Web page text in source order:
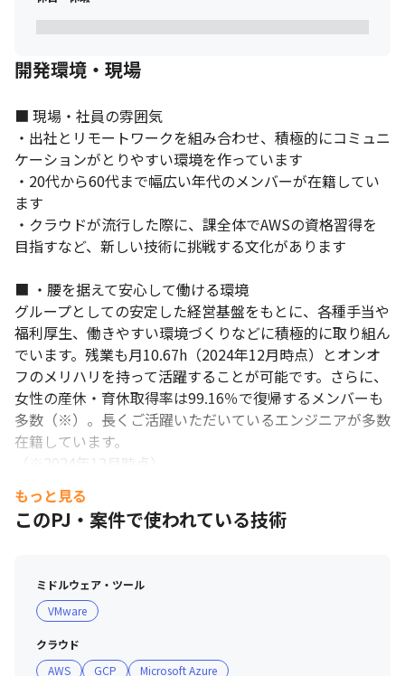
開発環境・現場
■ 現場・社員の雰囲気
・出社とリモートワークを組み合わせ、積極的にコミュニ
ケーションがとりやすい環境を作っています
・20代から60代まで幅広い年代のメンバーが在籍してい
ます
・クラウドが流行した際に、課全体でAWSの資格習得を
目指すなど、新しい技術に挑戦する文化があります
■ ・腰を据えて安心して働ける環境
グループとしての安定した経営基盤をもとに、各種手当や
福利厚生、働きやすい環境づくりなどに積極的に取り組ん
でいます。残業も月10.67h（2024年12月時点）とオンオ
フのメリハリを持って活躍することが可能です。さらに、
女性の産休・育休取得率は99.16％で復帰するメンバーも
多数（※）。長くご活躍いただいているエンジニアが多数
在籍しています。
（※2024年12月時点）
もっと見る
このPJ・案件で使われている技術
ミドルウェア・ツール
VMware
クラウド
AWS
GCP Microsoft Azure